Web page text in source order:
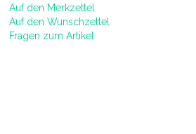
Auf den Merkzettel
Auf den Wunschzettel
Fragen zum Artikel